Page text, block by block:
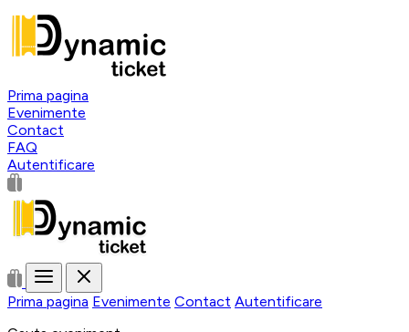
Prima pagina
Evenimente
Contact
FAQ
Autentificare
Prima pagina Evenimente Contact Autentificare